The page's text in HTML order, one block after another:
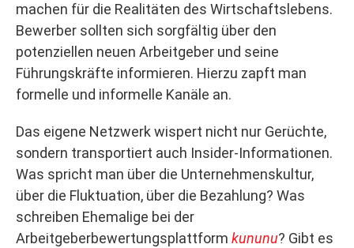
machen für die Realitäten des Wirtschaftslebens.
Bewerber sollten sich sorgfältig über den
potenziellen neuen Arbeitgeber und seine
Führungskräfte informieren. Hierzu zapft man
formelle und informelle Kanäle an.
Das eigene Netzwerk wispert nicht nur Gerüchte,
sondern transportiert auch Insider-Informationen.
Was spricht man über die Unternehmenskultur,
über die Fluktuation, über die Bezahlung? Was
schreiben Ehemalige bei der
Arbeitgeberbewertungsplattform kununu? Gibt es